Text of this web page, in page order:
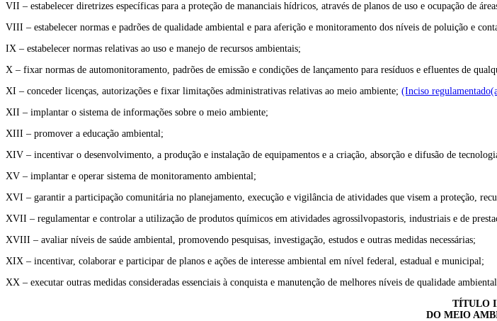
VII – estabelecer diretrizes específicas para a proteção de mananciais hídricos, através de planos de uso e ocupação de
VIII – estabelecer normas e padrões de qualidade ambiental e para aferição e monitoramento dos níveis de poluição e
IX – estabelecer normas relativas ao uso e manejo de recursos ambientais;
X – fixar normas de automonitoramento, padrões de emissão e condições de lançamento para resíduos e efluentes de
XI – conceder licenças, autorizações e fixar limitações administrativas relativas ao meio ambiente; (Inciso
XII – implantar o sistema de informações sobre o meio ambiente;
XIII – promover a educação ambiental;
XIV – incentivar o desenvolvimento, a produção e instalação de equipamentos e a criação, absorção e difusão de
XV – implantar e operar sistema de monitoramento ambiental;
XVI – garantir a participação comunitária no planejamento, execução e vigilância de atividades que visem a proteção,
XVII – regulamentar e controlar a utilização de produtos químicos em atividades agrossilvopastoris, industriais e de
XVIII – avaliar níveis de saúde ambiental, promovendo pesquisas, investigação, estudos e outras medidas necessárias;
XIX – incentivar, colaborar e participar de planos e ações de interesse ambiental em nível federal, estadual e municipal;
XX – executar outras medidas consideradas essenciais à conquista e manutenção de melhores níveis de qualidade
TÍTULO
DO MEIO